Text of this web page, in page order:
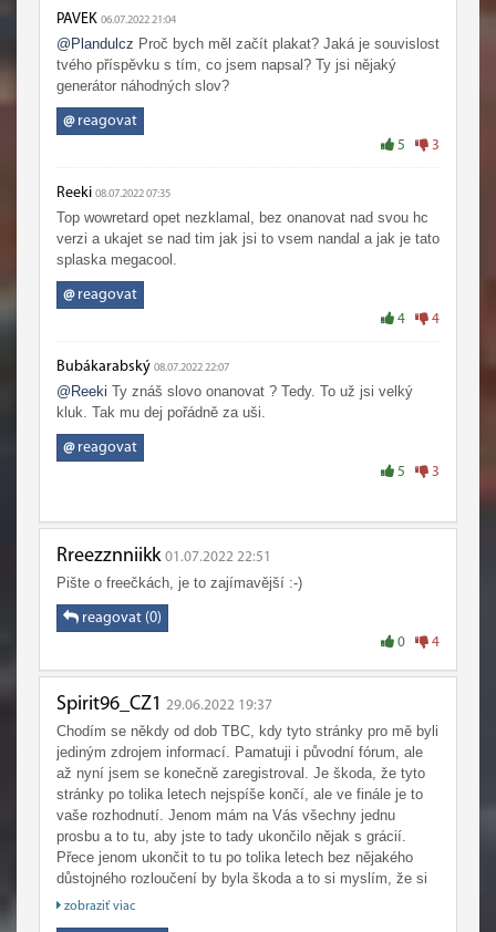
PAVEK 06.07.2022 21:04
@Plandulcz Proč bych měl začít plakat? Jaká je souvislost
tvého příspěvku s tím, co jsem napsal? Ty jsi nějaký
generátor náhodných slov?
@reagovat
5 3
Reeki 08.07.2022 07:35
Top wowretard opet nezklamal, bez onanovat nad svou hc
verzi a ukajet se nad tim jak jsi to vsem nandal a jak je tato
splaska megacool.
@reagovat
4 4
Bubákarabský 08.07.2022 22:07
@Reeki Ty znáš slovo onanovat ? Tedy. To už jsi velký
kluk. Tak mu dej pořádně za uši.
@reagovat
5 3
Rreezznniikk 01.07.2022 22:51
Pište o freečkách, je to zajímavější :-)
reagovat (0)
0 4
Spirit96_CZ1 29.06.2022 19:37
Chodím se někdy od dob TBC, kdy tyto stránky pro mě byli
jediným zdrojem informací. Pamatuji i původní fórum, ale
až nyní jsem se konečně zaregistroval. Je škoda, že tyto
stránky po tolika letech nejspíše končí, ale ve finále je to
vaše rozhodnutí. Jenom mám na Vás všechny jednu
prosbu a to tu, aby jste to tady ukončilo nějak s grácií.
Přece jenom ukončit to tu po tolika letech bez nějakého
důstojného rozloučení by byla škoda a to si myslím, že si
to nezasloužíme :-)
zobraziť viac